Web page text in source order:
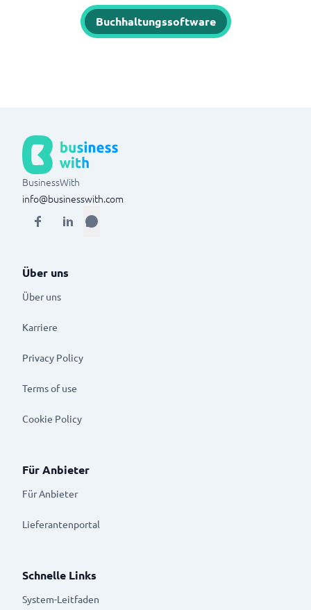
Buchhaltungssoftware
BusinessWith
info@businesswith.com
Über uns
Über uns
Karriere
Privacy Policy
Terms of use
Cookie Policy
Für Anbieter
Für Anbieter
Lieferantenportal
Schnelle Links
System-Leitfaden